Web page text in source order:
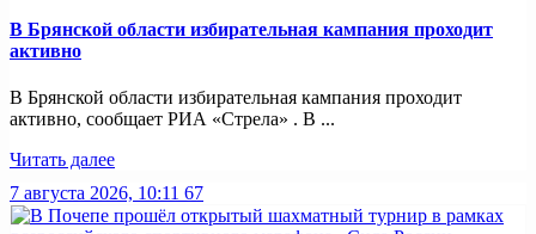
В Брянской области избирательная кампания проходит
активно
В Брянской области избирательная кампания проходит
активно, сообщает РИА «Стрела» . В ...
Читать далее
7 августа 2026, 10:11 67